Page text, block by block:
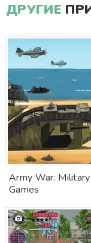
ДРУГИЕ
Army War:
Games